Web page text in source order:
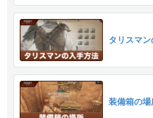
タリスマ
装備箱の場